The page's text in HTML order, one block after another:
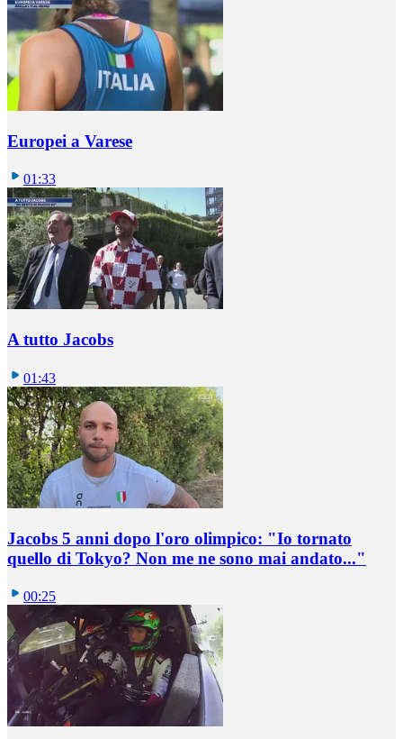
Europei a Varese
01:33
A tutto Jacobs
01:43
Jacobs 5 anni dopo l'oro olimpico: "Io tornato
quello di Tokyo? Non me ne sono mai andato..."
00:25